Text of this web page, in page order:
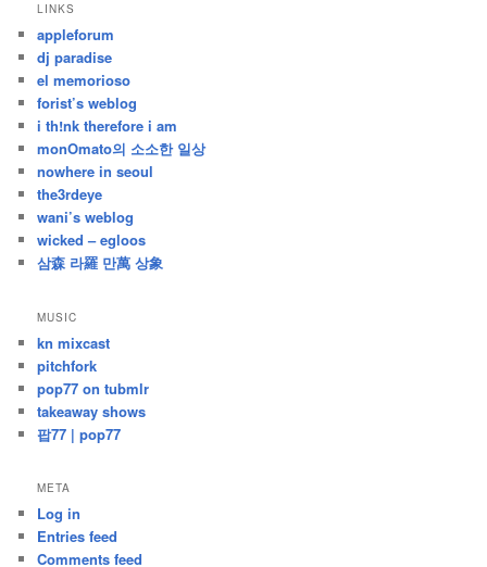
난
글
LINKS
appleforum
dj paradise
el memorioso
forist’s weblog
i th!nk therefore i am
monOmato의 소소한 일상
nowhere in seoul
the3rdeye
wani’s weblog
wicked – egloos
삼森 라羅 만萬 상象
MUSIC
kn mixcast
pitchfork
pop77 on tubmlr
takeaway shows
팝77 | pop77
META
Log in
Entries feed
Comments feed